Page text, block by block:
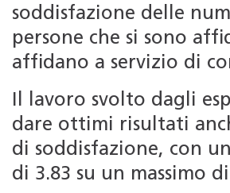
soddisfazione delle
persone che si sono
affidano a servizio di
Il lavoro svolto dagli
dare ottimi risultati
di soddisfazione, con
di 3.83 su un massimo